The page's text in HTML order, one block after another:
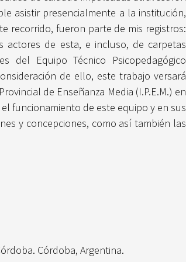
asistir presencialmente a la institución,
recorrido, fueron parte de mis registros:
actores de esta, e incluso, de carpetas
del Equipo Técnico Psicopedagógico
de ello, este trabajo versará
de Enseñanza Media (I.P.E.M.) en
funcionamiento de este equipo y en sus
y concepciones, como así también las
Córdoba, Argentina.